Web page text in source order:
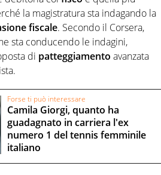
la magistratura sta indagando la
fiscale. Secondo il Corsera,
sta conducendo le indagini,
di patteggiamento avanzata
Forse ti può interessare
Camila Giorgi, quanto ha
guadagnato in carriera l'ex
numero 1 del tennis femminile
italiano